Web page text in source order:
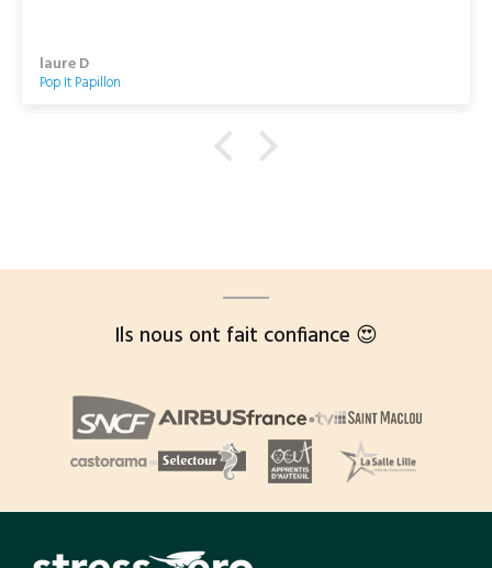
laure D
Pop It Papillon
Ils nous ont fait confiance 😍